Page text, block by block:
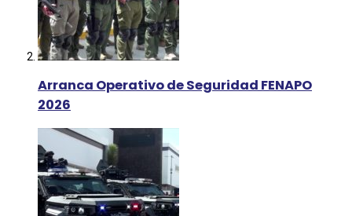
Arranca Operativo de Seguridad FENAPO
2026